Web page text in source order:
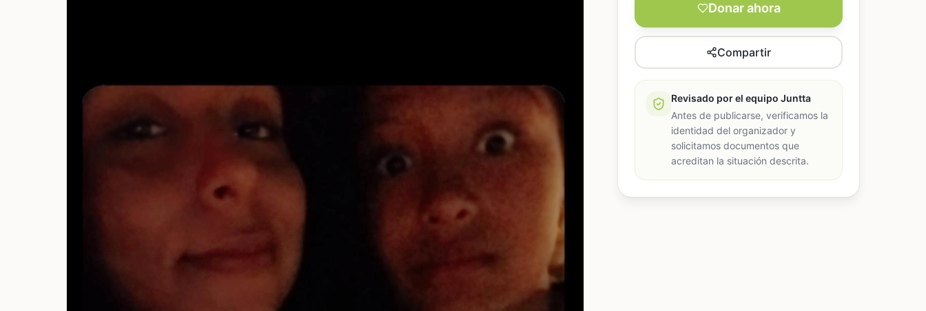
Donar ahora
Compartir
Revisado por el equipo Juntta
Antes de publicarse, verificamos la
identidad del organizador y
solicitamos documentos que
acreditan la situación descrita.